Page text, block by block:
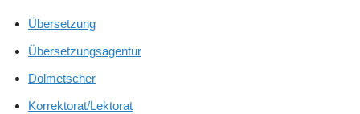
Übersetzung
Übersetzungsagentur
Dolmetscher
Korrektorat/Lektorat